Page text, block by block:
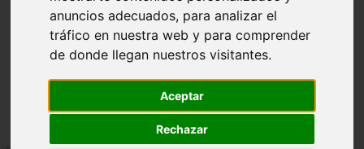
anuncios adecuados, para analizar el
tráfico en nuestra web y para comprender
de donde llegan nuestros visitantes.
Aceptar
Rechazar
¿Cuál es la mejor crema anticelulíticas? opiniones y
análisis